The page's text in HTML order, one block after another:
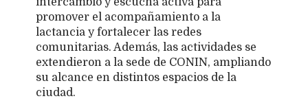
promover el acompañamiento a la
lactancia y fortalecer las redes
comunitarias. Además, las actividades se
extendieron a la sede de CONIN, ampliando
su alcance en distintos espacios de la
ciudad.